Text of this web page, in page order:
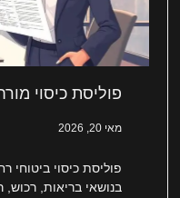
פוליסת כיסוי
מאי 20, 2026
פוליסת כיסוי ביטוחי
בנושאי בריאות,